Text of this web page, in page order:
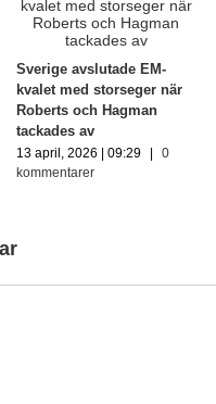
Sverige avslutade EM-
kvalet med storseger när
Roberts och Hagman
tackades av
13 april, 2026 | 09:29 |
0
kommentarer